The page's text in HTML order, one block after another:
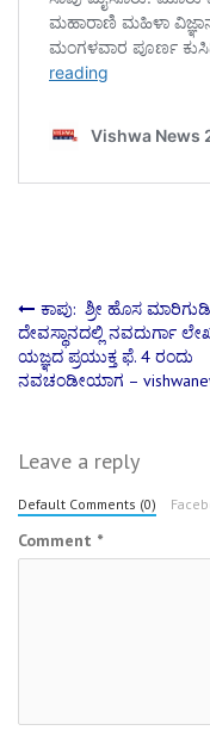
Post
ಕಾಪು: ಶ್ರೀ ಹೊಸ ಮಾರಿಗುಡಿ
ದೇವಸ್ಥಾನದಲ್ಲಿ ನವದುರ್ಗಾ
ಯಜ್ಞದ ಪ್ರಯುಕ್ತ ಫೆ. 4 ರಂದು
ನವಚಂಡೀಯಾಗ –
Leave a reply
Default Comments (0)
Comment *